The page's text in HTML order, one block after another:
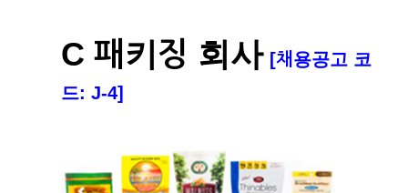
C 패키징 회사 [채용공고 코
드: J-4]